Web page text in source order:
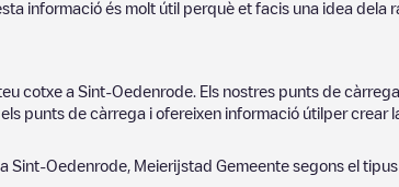
informació és molt útil perquè et facis una idea dela
cotxe a Sint-Oedenrode . Els nostres punts de
punts de càrrega i ofereixen informació útilper crear
Sint-Oedenrode Meierijstad Gemeente segons el